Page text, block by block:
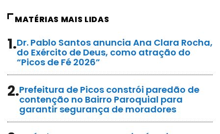
MATÉRIAS MAIS LIDAS
1.Dr. Pablo Santos anuncia Ana Clara Rocha,
do Exército de Deus, como atração do
“Picos de Fé 2026”
2.Prefeitura de Picos constrói paredão de
contenção no Bairro Paroquial para
garantir segurança de moradores